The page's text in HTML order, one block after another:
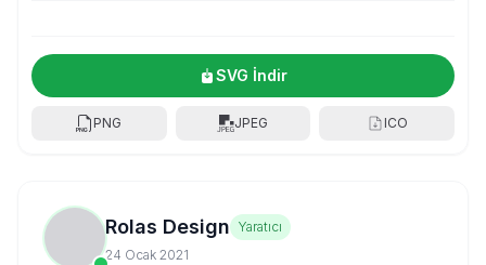
SVG İndir
PNG JPEG ICO
Rolas Design Yaratıcı
24 Ocak 2021